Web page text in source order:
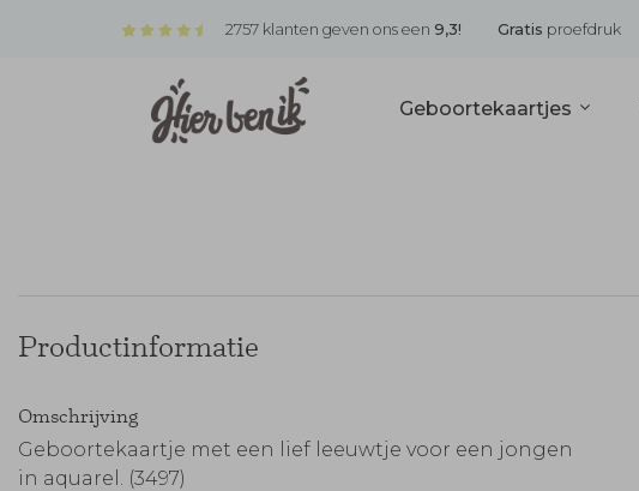
2757 klanten geven ons een 9,3! Gratis proefdruk
Geboortekaartjes
Productinformatie
Omschrijving
Geboortekaartje met een lief leeuwtje voor een jongen
in aquarel. (3497)